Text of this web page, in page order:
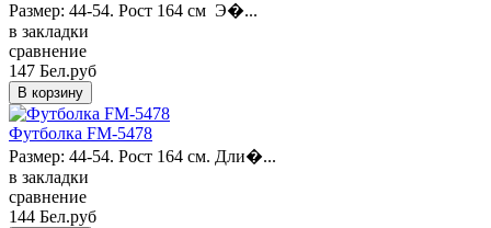
Размер: 44-54. Рост 164 см Э�...
в закладки
сравнение
147 Бел.руб
Футболка FM-5478
Размер: 44-54. Рост 164 см. Дли�...
в закладки
сравнение
144 Бел.руб